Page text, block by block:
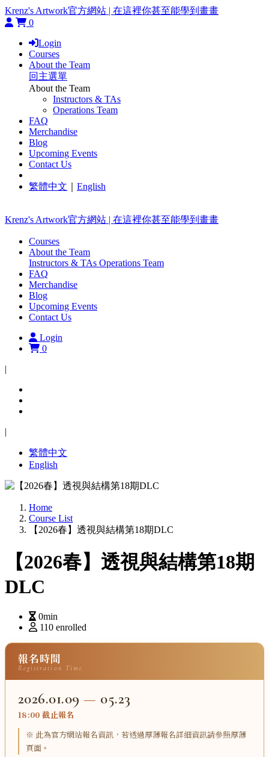
Krenz's Artwork官方網站 | 在這裡你甚至能學到畫畫
0
Login
Courses
About the Team
回主選單
About the Team
Instructors & TAs
Operations Team
FAQ
Merchandise
Blog
Upcoming Events
Contact Us
繁體中文 English
Krenz's Artwork官方網站 | 在這裡你甚至能學到畫畫
Courses
About the Team
Instructors & TAs Operations Team
FAQ
Merchandise
Blog
Upcoming Events
Contact Us
Login
0
|
|
繁體中文
English
Home
Course List
【2026春】透視與結構第18期DLC
【2026春】透視與結構第18期
DLC
0min
110 enrolled
報名時間
Registration Time
2026.01.09— 05.23
18:00 截止報名
※ 此為官方網站報名資訊，若透過厚薄報名詳細資訊請參照厚薄
頁面。